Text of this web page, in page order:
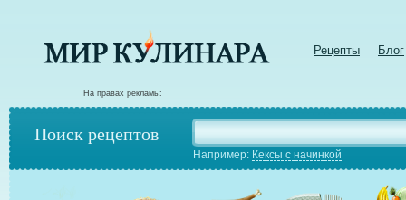
Рецепты Блог
На правах рекламы:
Поиск рецептов
Например: Кексы с начинкой